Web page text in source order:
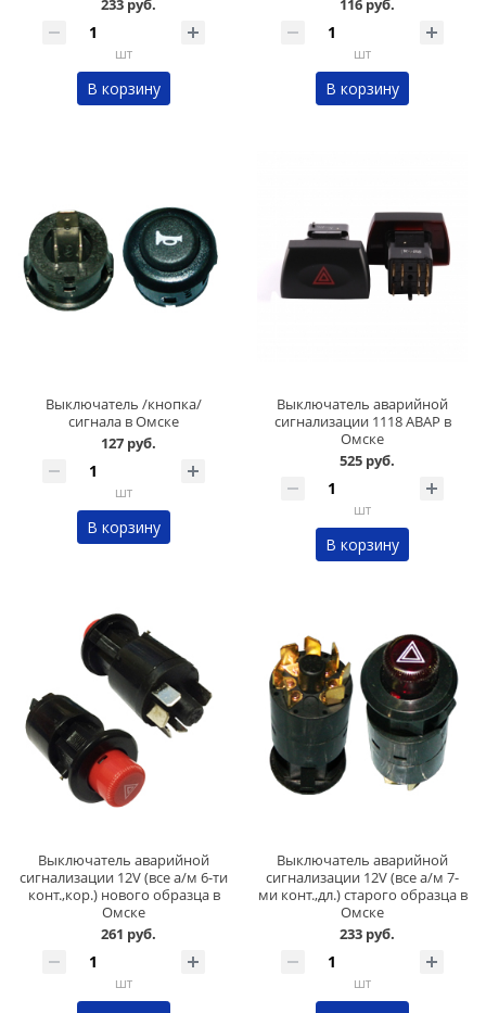
233 руб.
шт
В корзину
116 руб.
шт
В корзину
Выключатель /кнопка/
сигнала в Омске
127 руб.
шт
В корзину
Выключатель аварийной
сигнализации 1118 АВАР в
Омске
525 руб.
шт
В корзину
Выключатель аварийной
сигнализации 12V (все а/м 6-ти
конт.,кор.) нового образца в
Омске
261 руб.
шт
Выключатель аварийной
сигнализации 12V (все а/м 7-
ми конт.,дл.) старого образца в
Омске
233 руб.
шт